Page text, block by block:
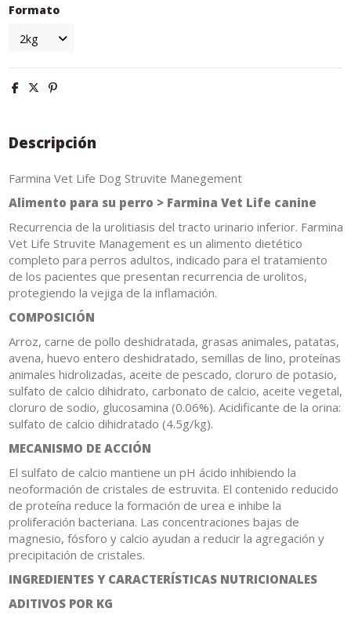
Formato
Descripción
Farmina Vet Life Dog Struvite Manegement
Alimento para su perro > Farmina Vet Life canine
Recurrencia de la urolitiasis del tracto urinario inferior. Farmina
Vet Life Struvite Management es un alimento dietético
completo para perros adultos, indicado para el tratamiento
de los pacientes que presentan recurrencia de urolitos,
protegiendo la vejiga de la inflamación.
COMPOSICIÓN
Arroz, carne de pollo deshidratada, grasas animales, patatas,
avena, huevo entero deshidratado, semillas de lino, proteínas
animales hidrolizadas, aceite de pescado, cloruro de potasio,
sulfato de calcio dihidrato, carbonato de calcio, aceite vegetal,
cloruro de sodio, glucosamina (0.06%). Acidificante de la orina:
sulfato de calcio dihidratado (4.5g/kg).
MECANISMO DE ACCIÓN
El sulfato de calcio mantiene un pH ácido inhibiendo la
neoformación de cristales de estruvita. El contenido reducido
de proteína reduce la formación de urea e inhibe la
proliferación bacteriana. Las concentraciones bajas de
magnesio, fósforo y calcio ayudan a reducir la agregación y
precipitación de cristales.
INGREDIENTES Y CARACTERÍSTICAS NUTRICIONALES
ADITIVOS POR KG